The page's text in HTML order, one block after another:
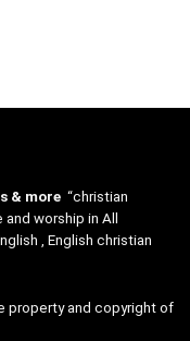
& more “christian
worship in All
, English christian
property and copyright of